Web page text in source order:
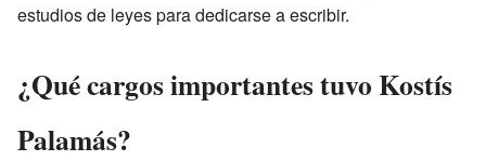
estudios de leyes para dedicarse a escribir.
¿Qué cargos importantes tuvo Kostís
Palamás?